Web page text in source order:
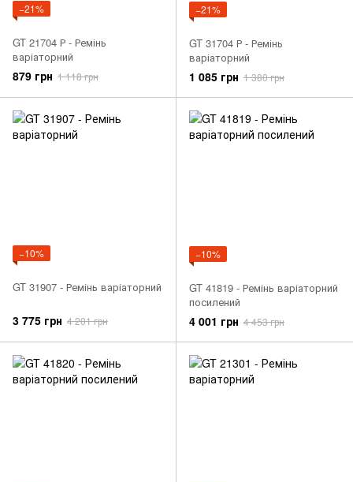
−21%
GT 21704 Р - Ремінь
варіаторний
879 грн 1 118 грн
−21%
GT 31704 Р - Ремінь
варіаторний
1 085 грн 1 380 грн
−10%
GT 31907 - Ремінь варіаторний
3 775 грн 4 201 грн
−10%
GT 41819 - Ремінь варіаторний
посилений
4 001 грн 4 453 грн